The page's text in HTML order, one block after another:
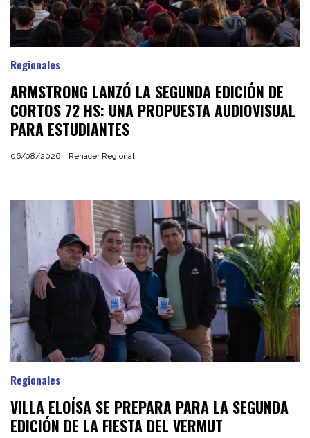
ARMSTRONG LANZÓ LA SEGUNDA EDICIÓN DE
CORTOS 72 HS: UNA PROPUESTA AUDIOVISUAL
PARA ESTUDIANTES
Renacer Regional
Regionales
06/08/2026
VILLA ELOÍSA SE PREPARA PARA LA SEGUNDA
EDICIÓN DE LA FIESTA DEL VERMUT
Regionales